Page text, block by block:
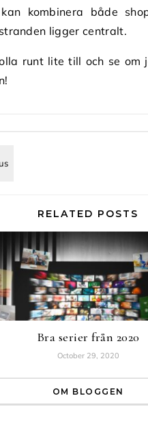
kombinera både
ligger centralt.
runt lite till och se om
RELATED POSTS
Bra serier från 2020
October 29, 2020
OM BLOGGEN